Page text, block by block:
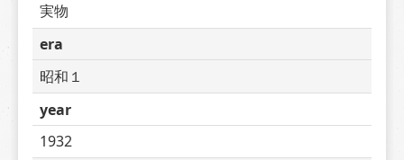
実物
era
昭和１
year
1932